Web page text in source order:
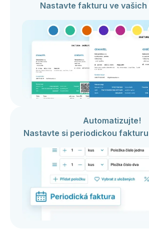
Nastavte fakturu ve vašich
Automatizujte!
Nastavte si periodickou